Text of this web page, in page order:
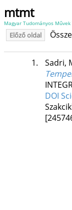
mtmt
Magyar Tudományos Művek
Előző oldal
1. Sadri,
DOI